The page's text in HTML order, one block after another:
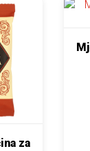
na
za
više varijanti.Ovaj